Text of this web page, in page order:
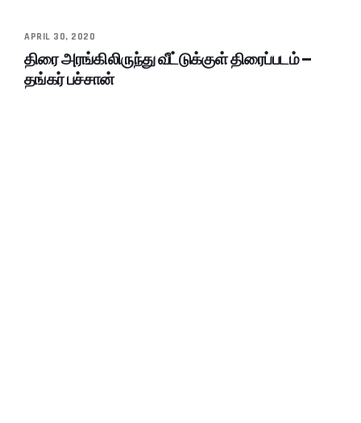
APRIL 30, 2020
திரை அரங்கிலிருந்து வீட்டுக்குள் திரைப்படம் –
தங்கர் பச்சான்